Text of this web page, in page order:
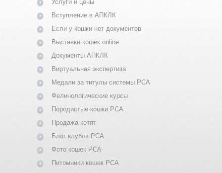
Услуги и цены
Вступление в АПКЛК
Если у кошки нет документов
Выставки кошек online
Документы АПКЛК
Виртуальная экспертиза
Медали за титулы системы PCA
Фелинологические курсы
Породистые кошки PCA
Продажа котят
Блог клубов PCA
Фото кошек PCA
Питомники кошек PCA